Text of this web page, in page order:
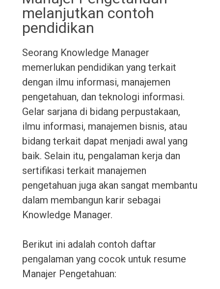
melanjutkan contoh
pendidikan
Seorang Knowledge Manager
memerlukan pendidikan yang terkait
dengan ilmu informasi, manajemen
pengetahuan, dan teknologi informasi.
Gelar sarjana di bidang perpustakaan,
ilmu informasi, manajemen bisnis, atau
bidang terkait dapat menjadi awal yang
baik. Selain itu, pengalaman kerja dan
sertifikasi terkait manajemen
pengetahuan juga akan sangat membantu
dalam membangun karir sebagai
Knowledge Manager.
Berikut ini adalah contoh daftar
pengalaman yang cocok untuk resume
Manajer Pengetahuan: